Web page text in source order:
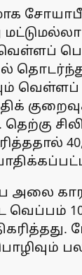
வெள்ளப்
அலை
10.8